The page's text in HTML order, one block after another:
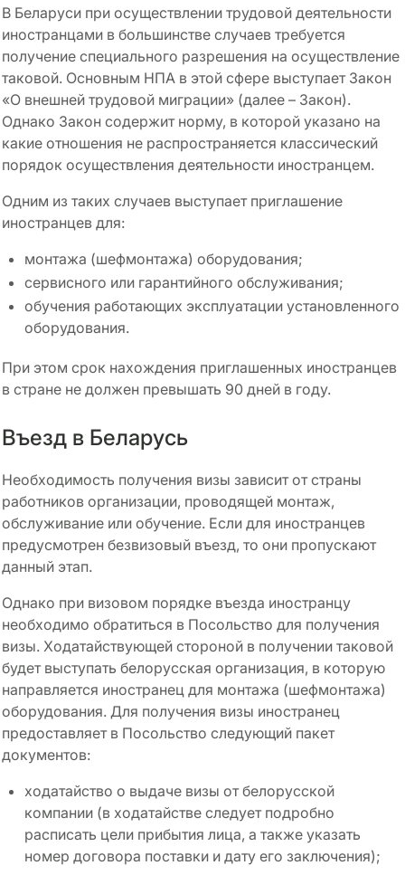
В Беларуси при осуществлении трудовой деятельности
иностранцами в большинстве случаев требуется
получение специального разрешения на осуществление
таковой. Основным НПА в этой сфере выступает Закон
«О внешней трудовой миграции» (далее – Закон).
Однако Закон содержит норму, в которой указано на
какие отношения не распространяется классический
порядок осуществления деятельности иностранцем.
Одним из таких случаев выступает приглашение
иностранцев для:
монтажа (шефмонтажа) оборудования;
сервисного или гарантийного обслуживания;
обучения работающих эксплуатации установленного
оборудования.
При этом срок нахождения приглашенных иностранцев
в стране не должен превышать 90 дней в году.
Въезд в Беларусь
Необходимость получения визы зависит от страны
работников организации, проводящей монтаж,
обслуживание или обучение. Если для иностранцев
предусмотрен безвизовый въезд, то они пропускают
данный этап.
Однако при визовом порядке въезда иностранцу
необходимо обратиться в Посольство для получения
визы. Ходатайствующей стороной в получении таковой
будет выступать белорусская организация, в которую
направляется иностранец для монтажа (шефмонтажа)
оборудования. Для получения визы иностранец
предоставляет в Посольство следующий пакет
документов:
ходатайство о выдаче визы от белорусской
компании (в ходатайстве следует подробно
расписать цели прибытия лица, а также указать
номер договора поставки и дату его заключения);